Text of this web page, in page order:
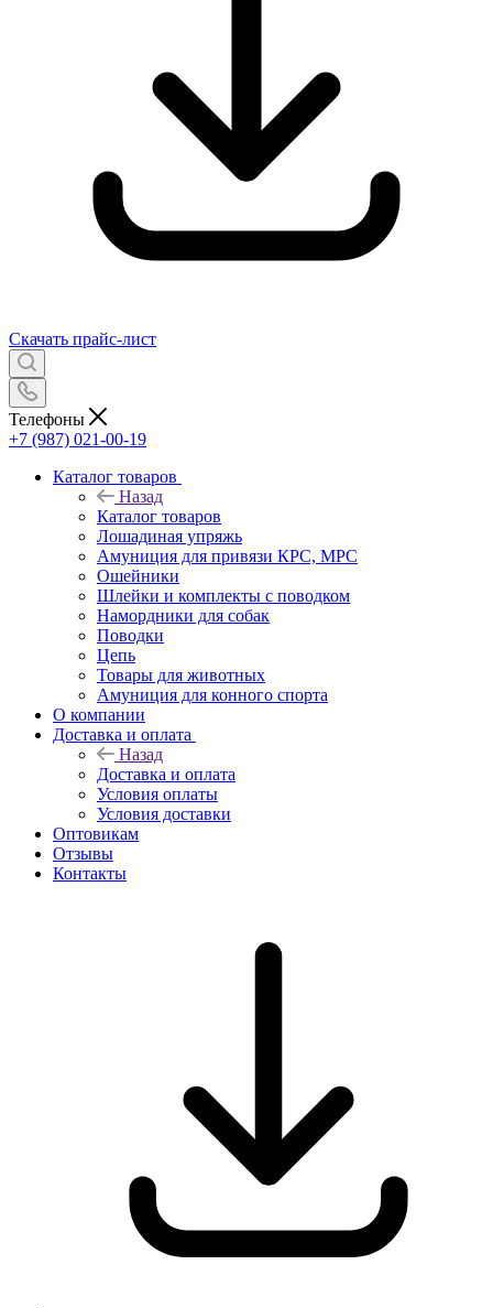
Скачать прайс-лист
Телефоны
+7 (987) 021-00-19
Каталог товаров
Назад
Каталог товаров
Лошадиная упряжь
Амуниция для привязи КРС, МРС
Ошейники
Шлейки и комплекты с поводком
Намордники для собак
Поводки
Цепь
Товары для животных
Амуниция для конного спорта
О компании
Доставка и оплата
Назад
Доставка и оплата
Условия оплаты
Условия доставки
Оптовикам
Отзывы
Контакты